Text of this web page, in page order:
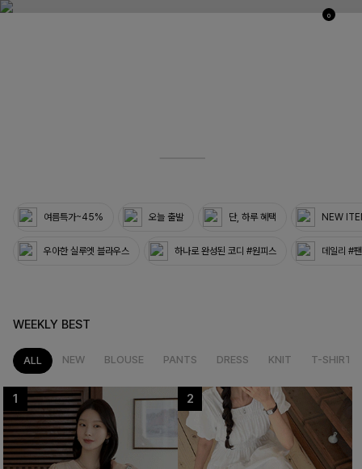
0
여름특가~45% 오늘 출발 단, 하루 혜택 NEW
우아한 실루엣 블라우스 하나로 완성된 코디 #원피스 데일리 #
WEEKLY BEST
ALL NEW BLOUSE PANTS DRESS KNIT T-SHIRT